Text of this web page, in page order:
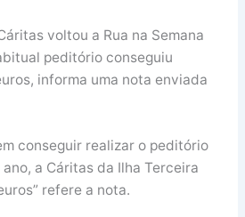
voltou a Rua na Semana
peditório conseguiu
informa uma nota enviada
conseguir realizar o peditório
a Cáritas da Ilha Terceira
refere a nota.